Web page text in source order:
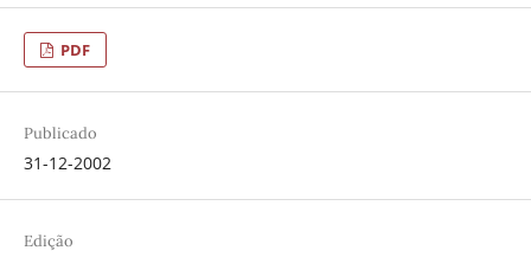
PDF
Publicado
31-12-2002
Edição